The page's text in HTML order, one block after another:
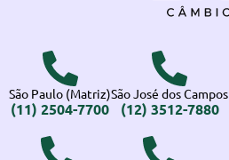
São Paulo (Matriz)
(11) 2504-7700
São José dos Campos
(12) 3512-7880